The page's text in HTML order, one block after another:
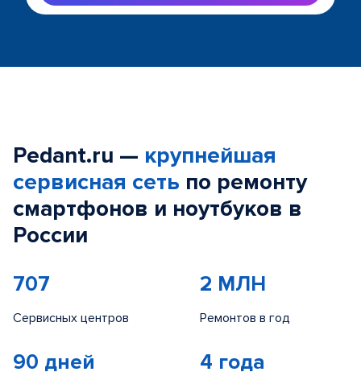
Pedant.ru — крупнейшая
сервисная сеть по ремонту
смартфонов и ноутбуков в
России
707
Сервисных центров
2 МЛН
Ремонтов в год
90 дней 4 года